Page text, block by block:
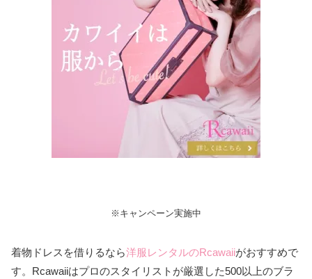
※キャンペーン実施中
着物ドレスを借りるなら洋服レンタルのRcawaiiがおすすめで
す。Rcawaiiはプロのスタイリストが厳選した500以上のブラ